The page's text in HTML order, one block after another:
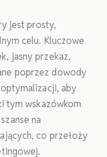
jest prosty,
celu. Kluczowe
jasny przekaz,
poprzez dowody
aby
tym wskazówkom
na
co przełoży